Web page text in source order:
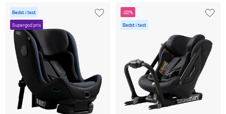
Bedst i test
Supergod pris
-22%
Bedst i test